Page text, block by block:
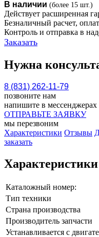
В наличии (более 15 шт.)
Действует расширенная
Безналичный расчет,
Контроль и отправка в
Заказать
Нужна
8 (831) 262-11-79
позвоните нам
напишите в мессенджерах
ОТПРАВЬТЕ ЗАЯВКУ
мы перезвоним
Характеристики Отзывы
заказать
Каталожный номер:
Тип техники
Страна производства
Производитель запчасти
Устанавливается с